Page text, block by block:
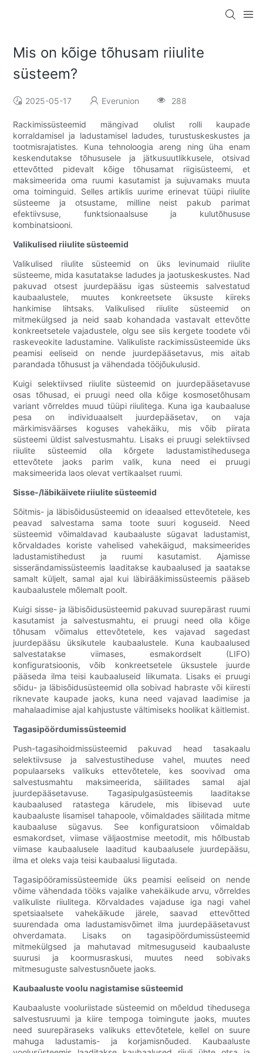
Mis on kõige tõhusam riiulite
süsteem?
2025-05-17 Everunion 288
Rackimissüsteemid mängivad olulist rolli kaupade
korraldamisel ja ladustamisel ladudes, turustuskeskustes ja
tootmisrajatistes. Kuna tehnoloogia areng ning üha enam
keskendutakse tõhususele ja jätkusuutlikkusele, otsivad
ettevõtted pidevalt kõige tõhusamat riigisüsteemi, et
maksimeerida oma ruumi kasutamist ja sujuvamaks muuta
oma toiminguid. Selles artiklis uurime erinevat tüüpi riiulite
süsteeme ja otsustame, milline neist pakub parimat
efektiivsuse, funktsionaalsuse ja kulutõhususe
kombinatsiooni.
Valikulised riiulite süsteemid
Valikulised riiulite süsteemid on üks levinumaid riiulite
süsteeme, mida kasutatakse ladudes ja jaotuskeskustes. Nad
pakuvad otsest juurdepääsu igas süsteemis salvestatud
kaubaalustele, muutes konkreetsete üksuste kiireks
hankimise lihtsaks. Valikulised riiulite süsteemid on
mitmekülgsed ja neid saab kohandada vastavalt ettevõtte
konkreetsetele vajadustele, olgu see siis kergete toodete või
raskeveokite ladustamine. Valikuliste rackimissüsteemide üks
peamisi eeliseid on nende juurdepääsetavus, mis aitab
parandada tõhusust ja vähendada tööjõukulusid.
Kuigi selektiivsed riiulite süsteemid on juurdepääsetavuse
osas tõhusad, ei pruugi need olla kõige kosmosetõhusam
variant võrreldes muud tüüpi riiulitega. Kuna iga kaubaaluse
pesa on individuaalselt juurdepääsetav, on vaja
märkimisväärses koguses vahekäiku, mis võib piirata
süsteemi üldist salvestusmahtu. Lisaks ei pruugi selektiivsed
riiulite süsteemid olla kõrgete ladustamistihedusega
ettevõtete jaoks parim valik, kuna need ei pruugi
maksimeerida laos olevat vertikaalset ruumi.
Sisse-/läbikäivete riiulite süsteemid
Sõitmis- ja läbisõidusüsteemid on ideaalsed ettevõtetele, kes
peavad salvestama sama toote suuri koguseid. Need
süsteemid võimaldavad kaubaaluste sügavat ladustamist,
kõrvaldades koriste vahelised vahekäigud, maksimeerides
ladustamistihedust ja ruumi kasutamist. Ajamisse
sisserändamissüsteemis laaditakse kaubaalused ja saatakse
samalt küljelt, samal ajal kui läbirääkimissüsteemis pääseb
kaubaalustele mõlemalt poolt.
Kuigi sisse- ja läbisõidusüsteemid pakuvad suurepärast ruumi
kasutamist ja salvestusmahtu, ei pruugi need olla kõige
tõhusam võimalus ettevõtetele, kes vajavad sagedast
juurdepääsu üksikutele kaubaalustele. Kuna kaubaalused
salvestatakse viimases, esmakordselt (LIFO)
konfiguratsioonis, võib konkreetsetele üksustele juurde
pääseda ilma teisi kaubaaluseid liikumata. Lisaks ei pruugi
sõidu- ja läbisõidusüsteemid olla sobivad habraste või kiiresti
riknevate kaupade jaoks, kuna need vajavad laadimise ja
mahalaadimise ajal kahjustuste vältimiseks hoolikat käitlemist.
Tagasipöördumissüsteemid
Push-tagasihoidmissüsteemid pakuvad head tasakaalu
selektiivsuse ja salvestustiheduse vahel, muutes need
populaarseks valikuks ettevõtetele, kes soovivad oma
salvestusmahtu maksimeerida, säilitades samal ajal
juurdepääsetavuse. Tagasipulgasüsteemis laaditakse
kaubaalused ratastega kärudele, mis libisevad uute
kaubaaluste lisamisel tahapoole, võimaldades säilitada mitme
kaubaaluse sügavus. See konfiguratsioon võimaldab
esmakordset, viimase väljaostmise meetodit, mis hõlbustab
viimase kaubaalusele laaditud kaubaalusele juurdepääsu,
ilma et oleks vaja teisi kaubaalusi liigutada.
Tagasipööramissüsteemide üks peamisi eeliseid on nende
võime vähendada tööks vajalike vahekäikude arvu, võrreldes
valikuliste riiulitega. Kõrvaldades vajaduse iga nagi vahel
spetsiaalsete vahekäikude järele, saavad ettevõtted
suurendada oma ladustamisvõimet ilma juurdepääsetavust
ohverdamata. Lisaks on tagasipöördumissüsteemid
mitmekülgsed ja mahutavad mitmesuguseid kaubaaluste
suurusi ja koormusraskusi, muutes need sobivaks
mitmesuguste salvestusnõuete jaoks.
Kaubaaluste voolu nagistamise süsteemid
Kaubaaluste vooluriistade süsteemid on mõeldud tihedusega
salvestusruumi ja kiire tempoga toimingute jaoks, muutes
need suurepäraseks valikuks ettevõtetele, kellel on suure
mahuga ladustamis- ja korjamisnõuded. Kaubaaluste